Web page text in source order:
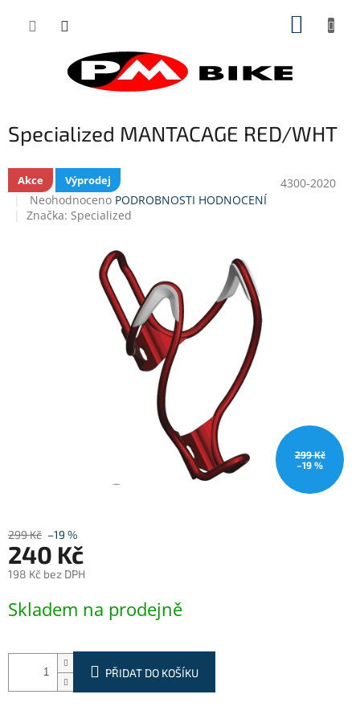
Specialized MANTACAGE RED/WHT
4300-2020
Akce Výprodej
Průměrné
hodnocení
Neohodnoceno PODROBNOSTI HODNOCENÍ
Značka: Specialized
299 Kč
–19 %
299 Kč –19 %
240 Kč
198 Kč bez DPH
cena:
Skladem na prodejně
PŘIDAT DO KOŠÍKU